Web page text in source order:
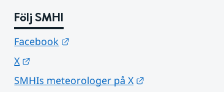
Följ SMHI
Facebook
X
SMHIs meteorologer på X